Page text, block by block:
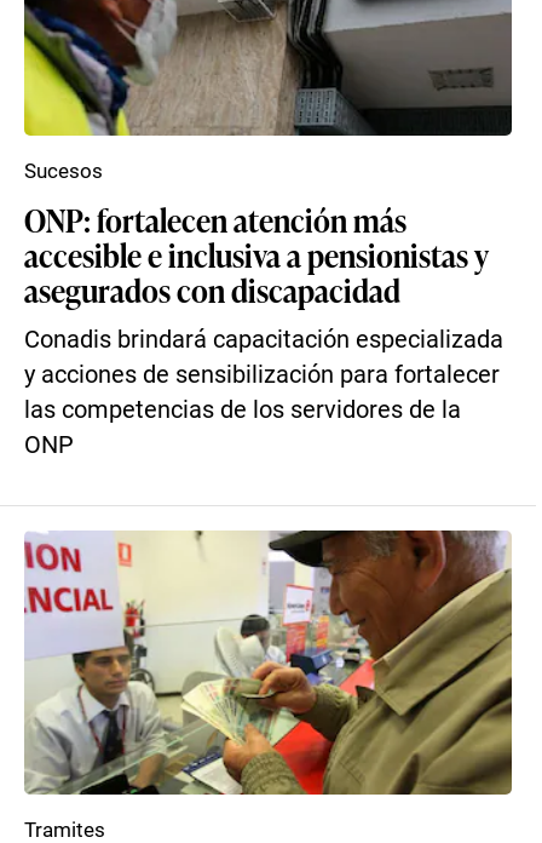
ONP: fortalecen atención más
accesible e inclusiva a pensionistas y
asegurados con discapacidad
Conadis brindará capacitación especializada
y acciones de sensibilización para fortalecer
las competencias de los servidores de la
ONP
Sucesos
Tramites